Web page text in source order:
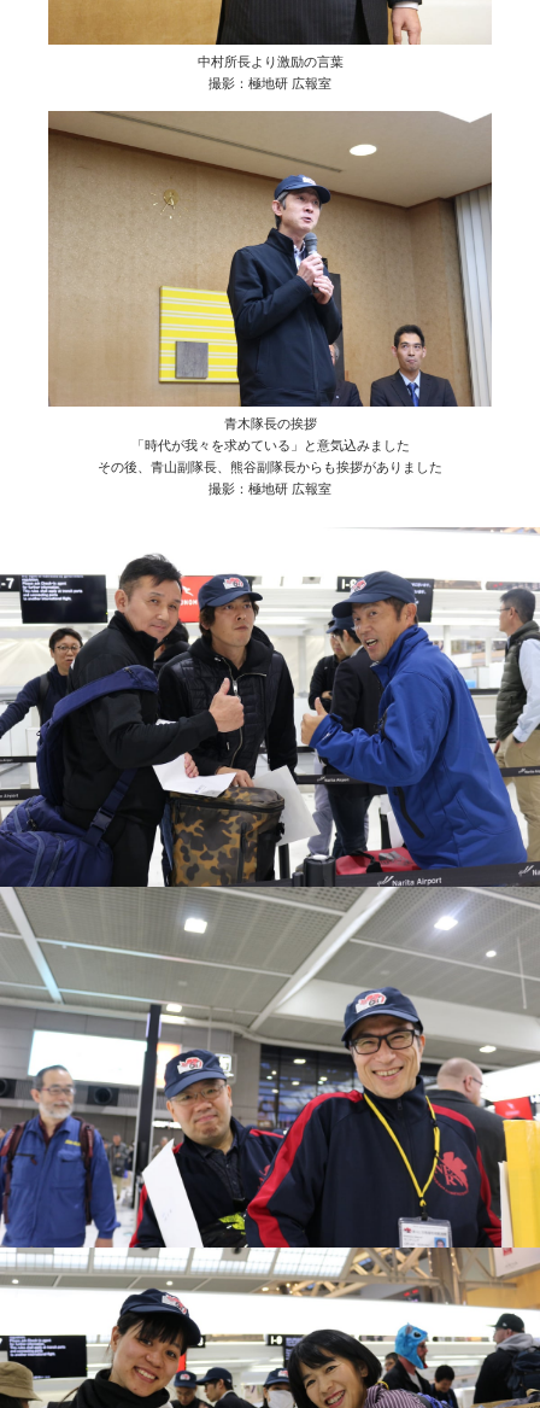
中村所長より激励の言葉
撮影：極地研 広報室
青木隊長の挨拶
「時代が我々を求めている」と意気込みました
その後、青山副隊長、熊谷副隊長からも挨拶がありました
撮影：極地研 広報室